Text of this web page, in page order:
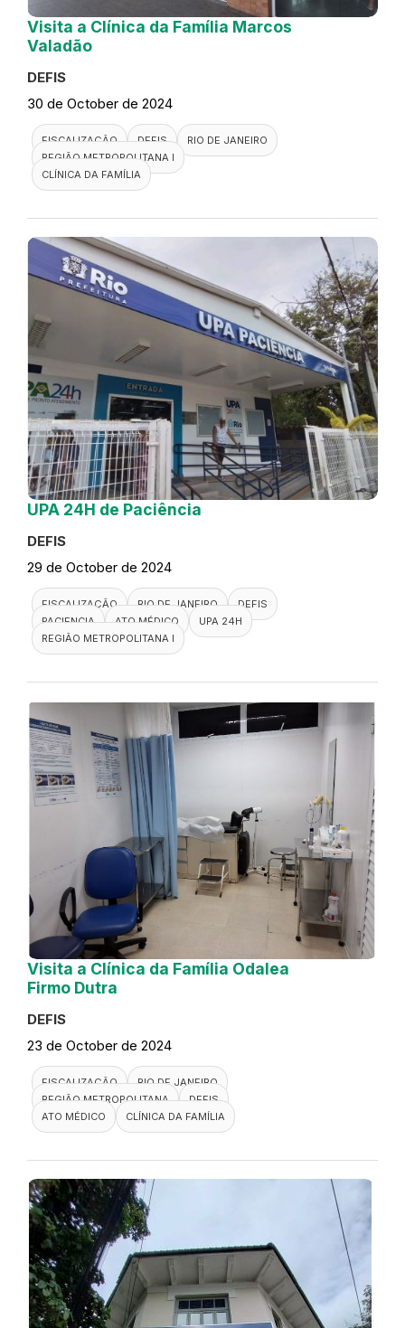
Visita a Clínica da Família Marcos
Valadão
DEFIS
30 de October de 2024
FISCALIZAÇÃO DEFIS
RIO DE JANEIRO
REGIÃO METROPOLITANA I
CLÍNICA DA FAMÍLIA
UPA 24H de Paciência
DEFIS
29 de October de 2024
FISCALIZAÇÃO RIO DE JANEIRO
DEFIS
PACIENCIA
ATO MÉDICO
UPA 24H
REGIÃO METROPOLITANA I
Visita a Clínica da Família Odalea
Firmo Dutra
DEFIS
23 de October de 2024
FISCALIZAÇÃO
RIO DE JANEIRO
REGIÃO METROPOLITANA
DEFIS
ATO MÉDICO
CLÍNICA DA FAMÍLIA